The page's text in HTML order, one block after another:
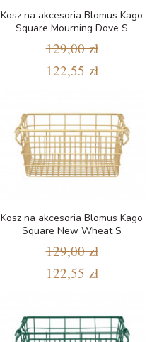
Kosz na akcesoria Blomus Kago
Square Mourning Dove S
129,00 zł
122,55 zł
Kosz na akcesoria Blomus Kago
Square New Wheat S
129,00 zł
122,55 zł